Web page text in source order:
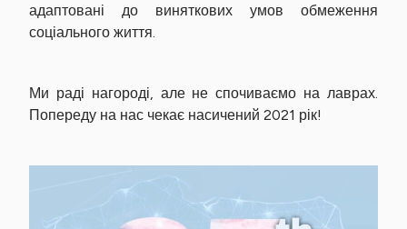
адаптовані до виняткових умов обмеження
соціального життя.
Ми раді нагороді, але не спочиваємо на лаврах.
Попереду на нас чекає насичений 2021 рік!